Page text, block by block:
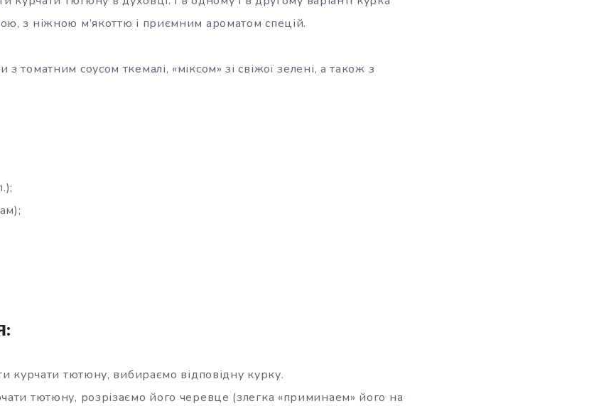
з ніжною м’якоттю і приємним ароматом спецій.
томатним соусом ткемалі, «міксом» зі свіжої зелені, а також з
курчати тютюну, вибираємо відповідну курку.
тютюну, розрізаємо його черевце (злегка «приминаем» його на